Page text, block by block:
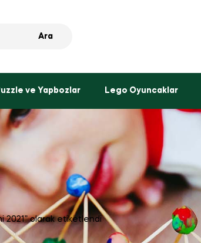
Ara
ve Yapbozlar Lego Oyuncaklar
2021” olarak etiketlendi